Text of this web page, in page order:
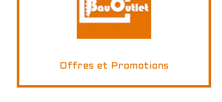
Offres et Promotions